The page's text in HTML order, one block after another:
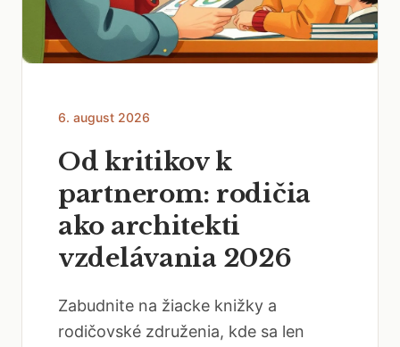
6. august 2026
Od kritikov k
partnerom: rodičia
ako architekti
vzdelávania 2026
Zabudnite na žiacke knižky a
rodičovské združenia, kde sa len